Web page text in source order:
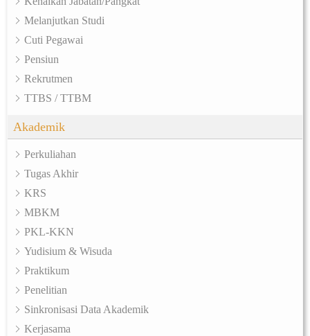
Melanjutkan Studi
Cuti Pegawai
Pensiun
Rekrutmen
TTBS / TTBM
Akademik
Perkuliahan
Tugas Akhir
KRS
MBKM
PKL-KKN
Yudisium & Wisuda
Praktikum
Penelitian
Sinkronisasi Data Akademik
Kerjasama